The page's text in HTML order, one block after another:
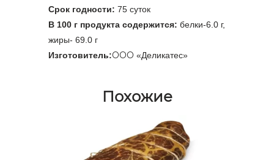
Срок годности: 75 суток
В 100 г продукта содержится: белки-6.0 г,
жиры- 69.0 г
Изготовитель:ООО «Деликатес»
Похожие